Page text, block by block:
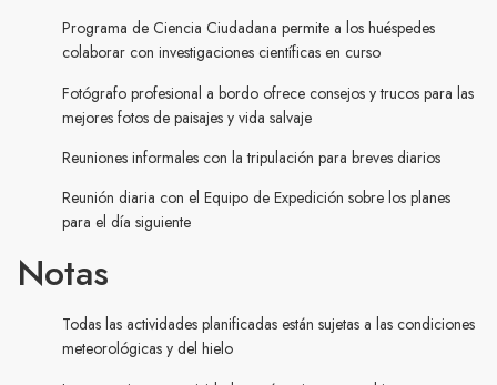
Programa de Ciencia Ciudadana permite a los huéspedes
colaborar con investigaciones científicas en curso
Fotógrafo profesional a bordo ofrece consejos y trucos para las
mejores fotos de paisajes y vida salvaje
Reuniones informales con la tripulación para breves diarios
Reunión diaria con el Equipo de Expedición sobre los planes
para el día siguiente
Notas
Todas las actividades planificadas están sujetas a las condiciones
meteorológicas y del hielo